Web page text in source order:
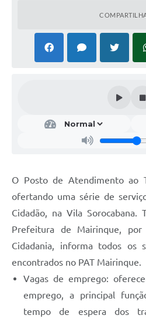
O Posto de Atendimento ao
ofertando uma série de
Cidadão, na Vila
Prefeitura de Mairinque,
Cidadania, informa todos os
encontrados no PAT Mairinque.
Vagas de emprego:
emprego, a principal
tempo de espera dos